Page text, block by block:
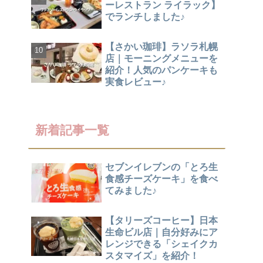
ーレストラン ライラック】
でランチしました♪
【さかい珈琲】ラソラ札幌
店｜モーニングメニューを
紹介！人気のパンケーキも
実食レビュー♪
新着記事一覧
セブンイレブンの「とろ生
食感チーズケーキ」を食べ
てみました♪
【タリーズコーヒー】日本
生命ビル店｜自分好みにア
レンジできる「シェイクカ
スタマイズ」を紹介！